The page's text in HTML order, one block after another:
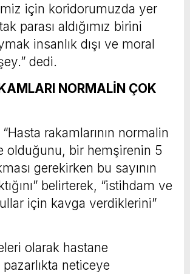
için koridorumuzda yer
parası aldığımız birini
insanlık dışı ve moral
dedi.
NORMALİN ÇOK
rakamlarının normalin
olduğunu, bir hemşirenin 5
gerekirken bu sayının
belirterek, “istihdam ve
için kavga verdiklerini”
olarak hastane
neticeye